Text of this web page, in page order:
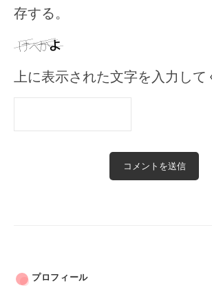
存する。
上に表示された文字を入力して
プロフィール